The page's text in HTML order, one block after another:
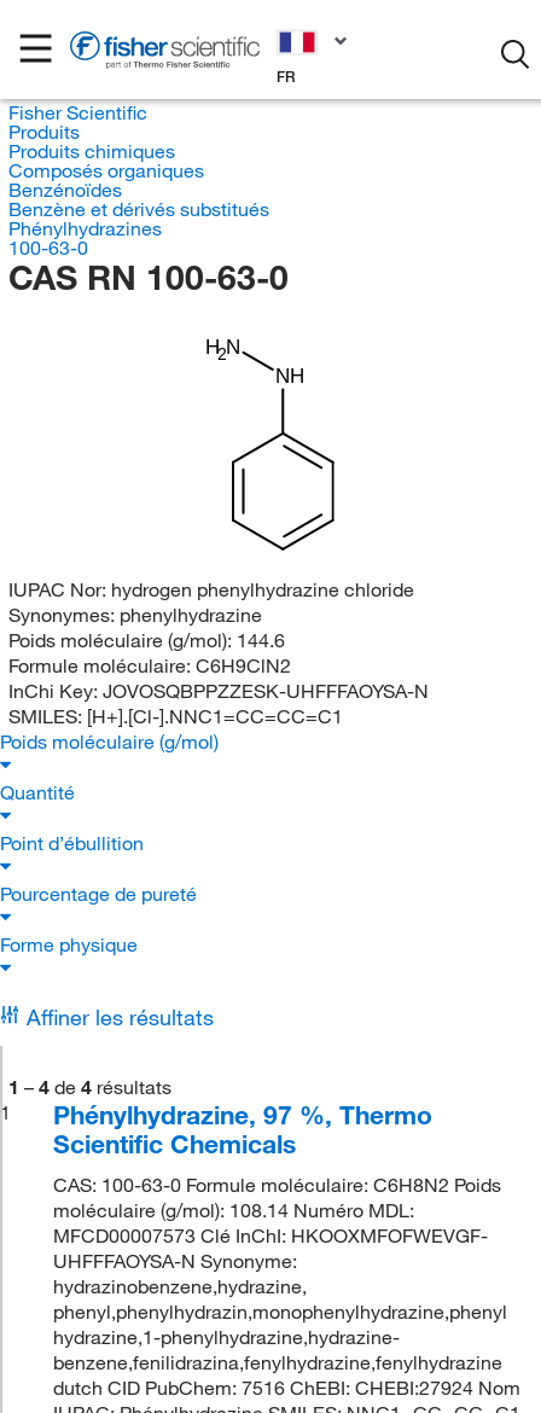
FR
Fisher Scientific
Produits
Produits chimiques
Composés organiques
Benzénoïdes
Benzène et dérivés substitués
Phénylhydrazines
100-63-0
CAS RN 100-63-0
H2N
NH
IUPAC Nor: hydrogen phenylhydrazine chloride
Synonymes: phenylhydrazine
Poids moléculaire (g/mol): 144.6
Formule moléculaire: C6H9ClN2
InChi Key: JOVOSQBPPZZESK-UHFFFAOYSA-N
SMILES: [H+].[Cl-].NNC1=CC=CC=C1
Poids moléculaire (g/mol)
Quantité
Point d’ébullition
Pourcentage de pureté
Forme physique
Affiner les résultats
1 – 4 de 4 résultats
1
Phénylhydrazine, 97 %, Thermo
Scientific Chemicals
CAS: 100-63-0 Formule moléculaire: C6H8N2 Poids
moléculaire (g/mol): 108.14 Numéro MDL:
MFCD00007573 Clé InChI: HKOOXMFOFWEVGF-
UHFFFAOYSA-N Synonyme:
hydrazinobenzene,hydrazine,
phenyl,phenylhydrazin,monophenylhydrazine,phenyl
hydrazine,1-phenylhydrazine,hydrazine-
benzene,fenilidrazina,fenylhydrazine,fenylhydrazine
dutch CID PubChem: 7516 ChEBI: CHEBI:27924 Nom